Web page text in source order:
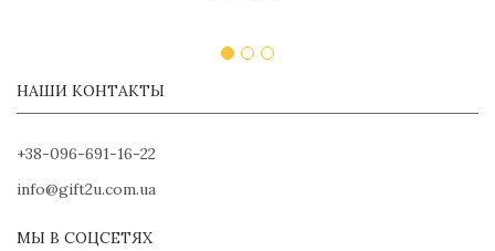
НАШИ КОНТАКТЫ
+38-096-691-16-22
info@gift2u.com.ua
МЫ В СОЦСЕТЯХ